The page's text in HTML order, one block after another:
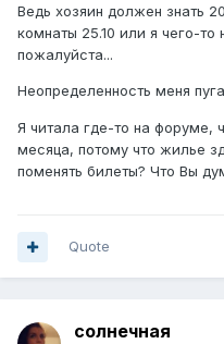
Ведь хозяин должен знать
комнаты 25.10 или я чего-
пожалуйста...
Неопределенность меня
Я читала где-то на форуме,
месяца, потому что жилье
поменять билеты? Что Вы
Quote
солнечная